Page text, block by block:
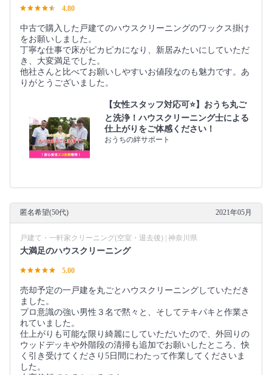
4.80
中古で購入した戸建てのハウスクリーニングのワックス掛け
をお願いしました。
丁寧な仕事で床がピカピカになり、新居みたいにしていただ
き、大変満足でした。
他社さんと比べてお願いしやすいお値段なのも魅力です。あ
りがとうございました。
【女性スタッフ対応可⭐️】おうち丸ご
と洗浄！ハウスクリーニング士による
仕上がりをご体感ください！
おうちの絆サポート
匿名希望(50代) 2021年05月
戸建て・一軒家クリーニング(空室・退去後) | 神奈川県
大満足のハウスクリーニング
5.00
売却予定の一戸建を丸ごとハウスクリーニングしていただき
ました。
プロ意識の強い男性３名で黙々と、そしてテキパキと作業さ
れていました。
仕上がりも可能な限り綺麗にしていただいたので、外回りの
ウッドデッキや外階段の清掃も追加でお願いしたところ、快
く引き受けてくださり5日間にわたって作業してくださいま
した。